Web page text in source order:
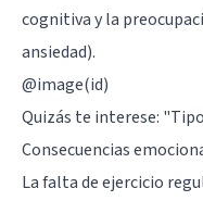
cognitiva y la
ansiedad).
@image(id)
Quizás te interese:
Consecuencias
La falta de ejercicio